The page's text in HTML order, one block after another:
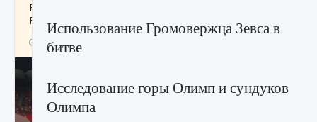
Все новые функции в режиме карьеры EA
FC 25
9 августа 2024
Использование Громовержца Зевса в
битве
Исследование горы Олимп и сундуков
Олимпа